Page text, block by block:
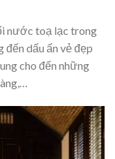
nước toạ lạc trong
đến dấu ấn vẻ đẹp
cho đến những